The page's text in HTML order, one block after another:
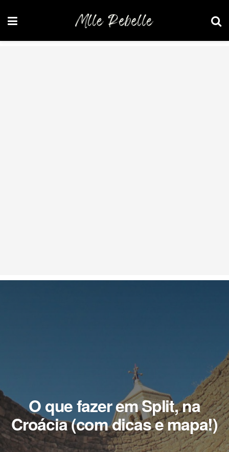
O que fazer em Split, na
Croácia (com dicas e mapa!)